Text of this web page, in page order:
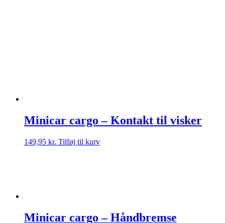
Minicar cargo – Kontakt til visker
149,95 kr. Tilføj til kurv
Minicar cargo – Håndbremse